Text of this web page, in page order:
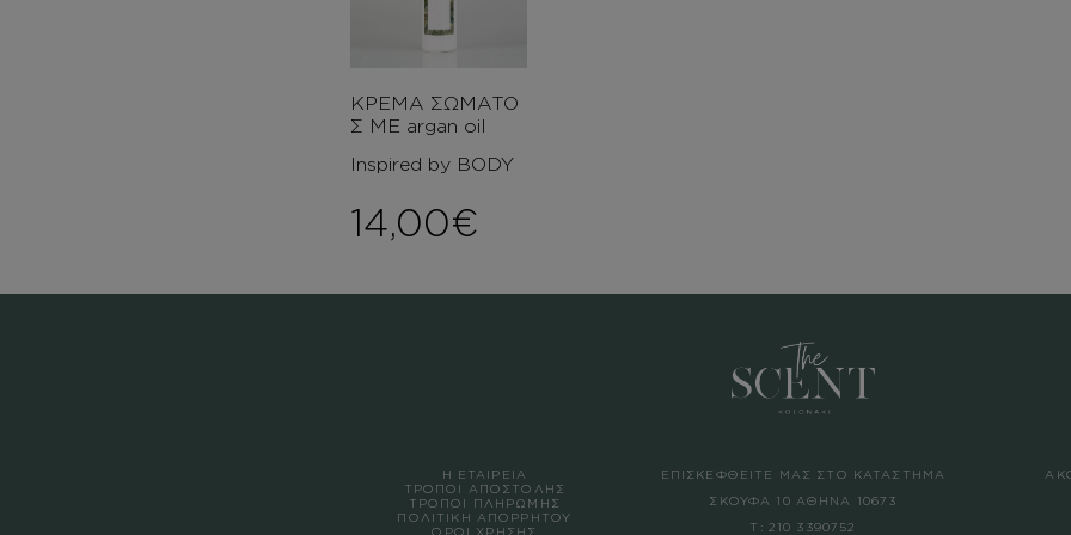
ΚΡΕΜΑ ΣΩΜΑΤΟ
Σ ΜΕ argan oil
Inspired by BODY
14,00€
Η ΕΤΑΙΡΕΙΑ
ΤΡΟΠΟΙ ΑΠΟΣΤΟΛΗΣ
ΤΡΟΠΟΙ ΠΛΗΡΩΜΗΣ
ΠΟΛΙΤΙΚΗ ΑΠΟΡΡΗΤΟΥ
ΟΡΟΙ ΧΡΗΣΗΣ
ΕΠΙΣΚΕΦΘΕΙΤΕ ΜΑΣ ΣΤΟ ΚΑΤΑΣΤΗΜΑ
ΣΚΟΥΦΑ 10 ΑΘΗΝΑ 10673
Τ: 210 3390752